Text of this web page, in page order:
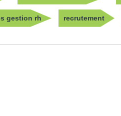
gestion rh recrutement